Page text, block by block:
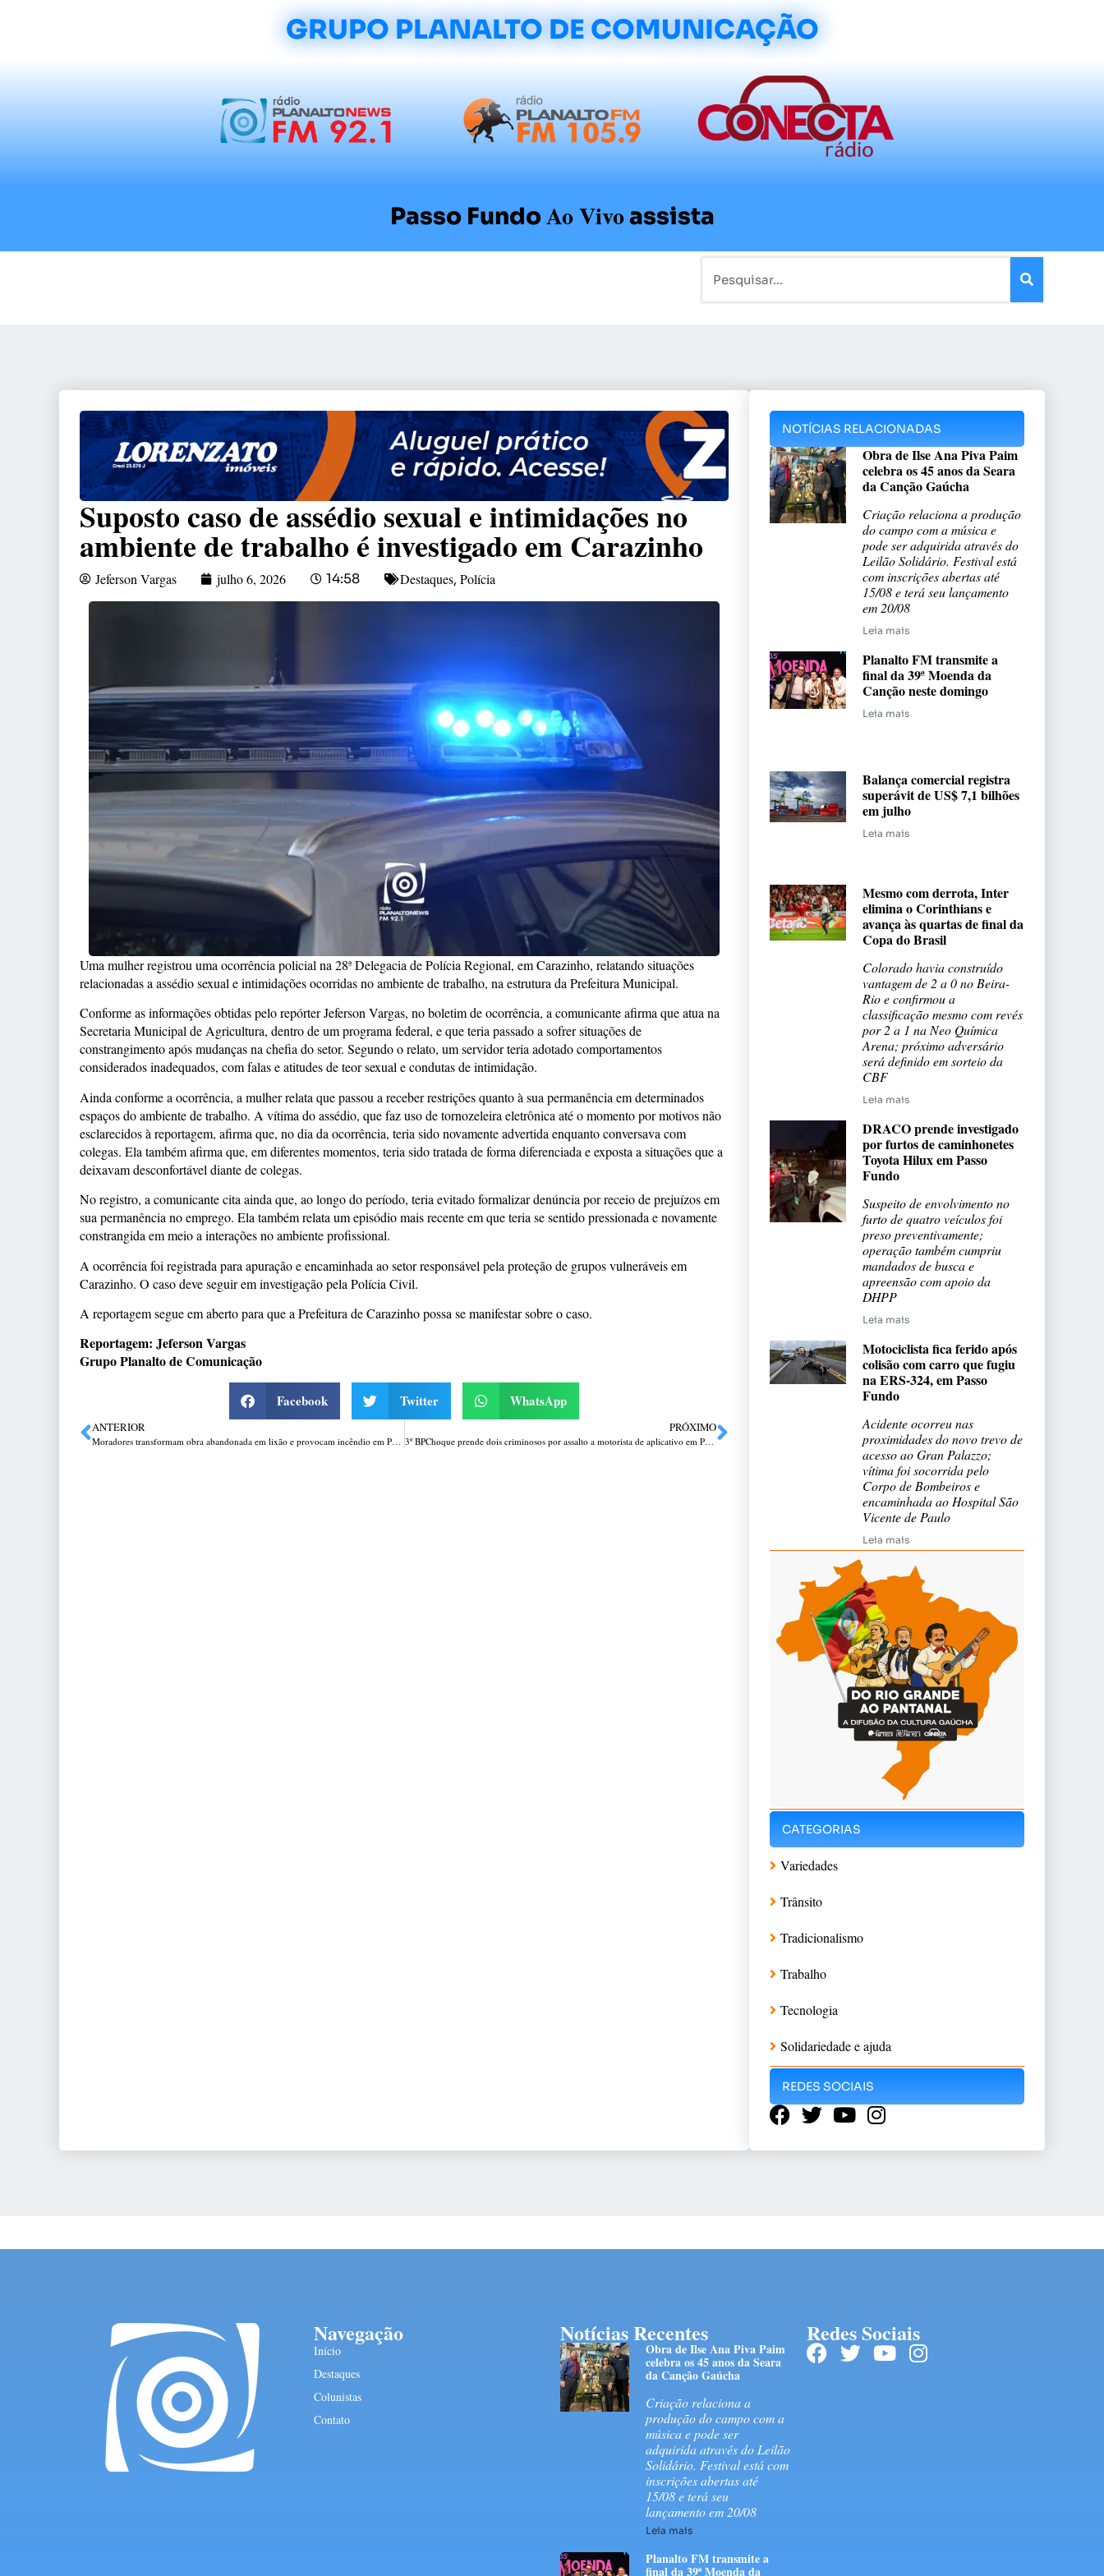
GRUPO PLANALTO DE COMUNICAÇÃO
Passo FundoAo Vivoassista
Suposto caso de assédio sexual e intimidações no
ambiente de trabalho é investigado em Carazinho
Jeferson Vargas julho 6, 2026 14:58 Destaques, Polícia
Uma mulher registrou uma ocorrência policial na 28ª Delegacia de Polícia Regional, em Carazinho, relatando situações
relacionadas a assédio sexual e intimidações ocorridas no ambiente de trabalho, na estrutura da Prefeitura Municipal.
Conforme as informações obtidas pelo repórter Jeferson Vargas, no boletim de ocorrência, a comunicante afirma que atua na
Secretaria Municipal de Agricultura, dentro de um programa federal, e que teria passado a sofrer situações de
constrangimento após mudanças na chefia do setor. Segundo o relato, um servidor teria adotado comportamentos
considerados inadequados, com falas e atitudes de teor sexual e condutas de intimidação.
Ainda conforme a ocorrência, a mulher relata que passou a receber restrições quanto à sua permanência em determinados
espaços do ambiente de trabalho. A vítima do assédio, que faz uso de tornozeleira eletrônica até o momento por motivos não
esclarecidos à reportagem, afirma que, no dia da ocorrência, teria sido novamente advertida enquanto conversava com
colegas. Ela também afirma que, em diferentes momentos, teria sido tratada de forma diferenciada e exposta a situações que a
deixavam desconfortável diante de colegas.
No registro, a comunicante cita ainda que, ao longo do período, teria evitado formalizar denúncia por receio de prejuízos em
sua permanência no emprego. Ela também relata um episódio mais recente em que teria se sentido pressionada e novamente
constrangida em meio a interações no ambiente profissional.
A ocorrência foi registrada para apuração e encaminhada ao setor responsável pela proteção de grupos vulneráveis em
Carazinho. O caso deve seguir em investigação pela Polícia Civil.
A reportagem segue em aberto para que a Prefeitura de Carazinho possa se manifestar sobre o caso.
Reportagem: Jeferson Vargas
Grupo Planalto de Comunicação
Facebook Twitter WhatsApp
ANTERIOR
Moradores transformam obra abandonada em lixão e provocam incêndio em Passo Fundo
PRÓXIMO
3º BPChoque prende dois criminosos por assalto a motorista de aplicativo em Passo Fundo
NOTÍCIAS RELACIONADAS
Obra de Ilse Ana Piva Paim
celebra os 45 anos da Seara
da Canção Gaúcha
Criação relaciona a produção
do campo com a música e
pode ser adquirida através do
Leilão Solidário. Festival está
com inscrições abertas até
15/08 e terá seu lançamento
em 20/08
Leia mais
Planalto FM transmite a
final da 39ª Moenda da
Canção neste domingo
Leia mais
Balança comercial registra
superávit de US$ 7,1 bilhões
em julho
Leia mais
Mesmo com derrota, Inter
elimina o Corinthians e
avança às quartas de final da
Copa do Brasil
Colorado havia construído
vantagem de 2 a 0 no Beira-
Rio e confirmou a
classificação mesmo com revés
por 2 a 1 na Neo Química
Arena; próximo adversário
será definido em sorteio da
CBF
Leia mais
DRACO prende investigado
por furtos de caminhonetes
Toyota Hilux em Passo
Fundo
Suspeito de envolvimento no
furto de quatro veículos foi
preso preventivamente;
operação também cumpriu
mandados de busca e
apreensão com apoio da
DHPP
Leia mais
Motociclista fica ferido após
colisão com carro que fugiu
na ERS-324, em Passo
Fundo
Acidente ocorreu nas
proximidades do novo trevo de
acesso ao Gran Palazzo;
vítima foi socorrida pelo
Corpo de Bombeiros e
encaminhada ao Hospital São
Vicente de Paulo
Leia mais
CATEGORIAS
Variedades
Trânsito
Tradicionalismo
Trabalho
Tecnologia
Solidariedade e ajuda
REDES SOCIAIS
Navegação
Início
Destaques
Colunistas
Contato
Notícias Recentes
Obra de Ilse Ana Piva Paim
celebra os 45 anos da Seara
da Canção Gaúcha
Criação relaciona a
produção do campo com a
música e pode ser
adquirida através do Leilão
Solidário. Festival está com
inscrições abertas até
15/08 e terá seu
lançamento em 20/08
Leia mais
Planalto FM transmite a
final da 39ª Moenda da
Redes Sociais